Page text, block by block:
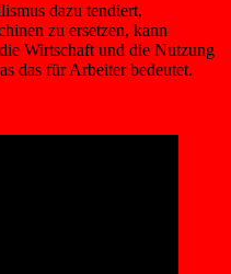
dazu tendiert,
zu ersetzen, kann
Wirtschaft und die Nutzung
das für Arbeiter bedeutet.